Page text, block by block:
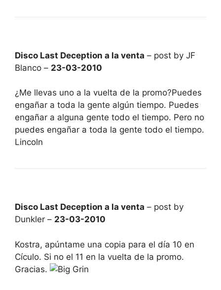
Disco Last Deception a la venta – post by JF
Blanco – 23-03-2010
¿Me llevas uno a la vuelta de la promo?Puedes
engañar a toda la gente algún tiempo. Puedes
engañar a alguna gente todo el tiempo. Pero no
puedes engañar a toda la gente todo el tiempo.
Lincoln
Disco Last Deception a la venta – post by
Dunkler – 23-03-2010
Kostra, apúntame una copia para el día 10 en
Cículo. Si no el 11 en la vuelta de la promo.
Gracias.